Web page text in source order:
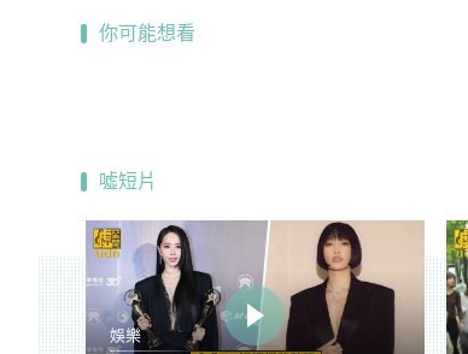
你可能想看
噓短片
娛樂